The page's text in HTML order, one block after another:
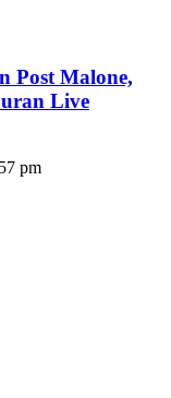
Post Malone,
Live
pm